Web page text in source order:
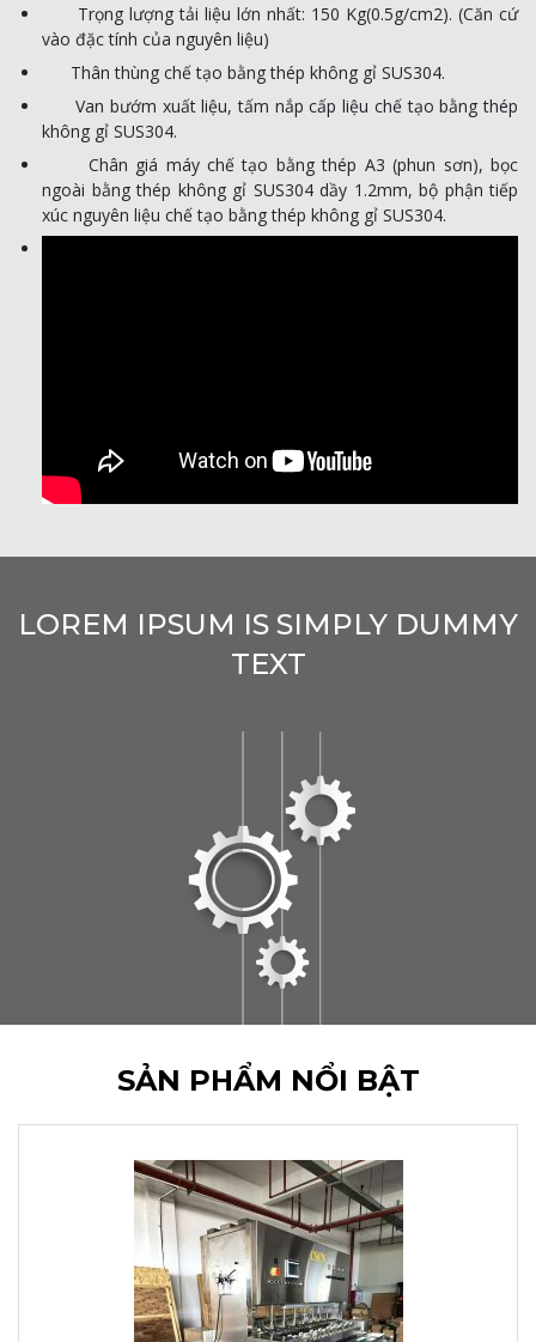
Trọng lượng tải liệu lớn nhất: 150 Kg(0.5g/cm2). (Căn cứ
vào đặc tính của nguyên liệu)
Thân thùng chế tạo bằng thép không gỉ SUS304.
Van bướm xuất liệu, tấm nắp cấp liệu chế tạo bằng thép
không gỉ SUS304.
Chân giá máy chế tạo bằng thép A3 (phun sơn), bọc
ngoài bằng thép không gỉ SUS304 dầy 1.2mm, bộ phận tiếp
xúc nguyên liệu chế tạo bằng thép không gỉ SUS304.
LOREM IPSUM IS SIMPLY DUMMY
TEXT
SẢN PHẨM NỔI BẬT